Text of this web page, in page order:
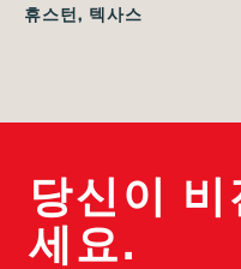
휴스턴, 텍사스
당신이
세요.